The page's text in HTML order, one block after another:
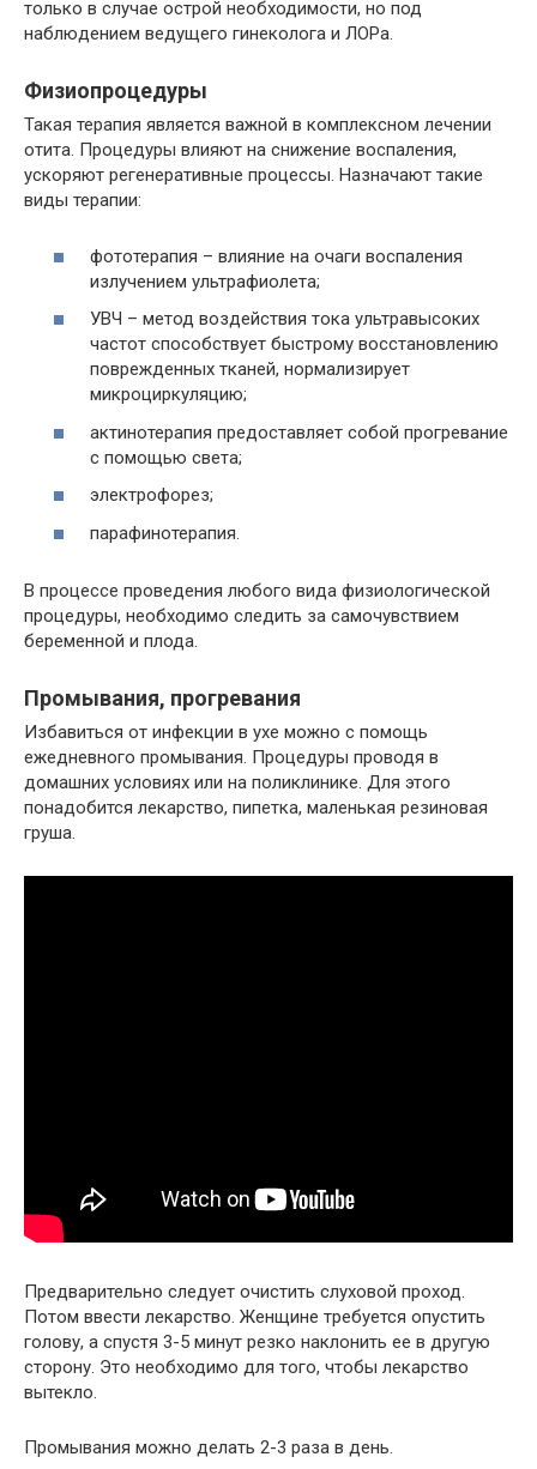
только в случае острой необходимости, но под
наблюдением ведущего гинеколога и ЛОРа.
Физиопроцедуры
Такая терапия является важной в комплексном лечении
отита. Процедуры влияют на снижение воспаления,
ускоряют регенеративные процессы. Назначают такие
виды терапии:
фототерапия – влияние на очаги воспаления
излучением ультрафиолета;
УВЧ – метод воздействия тока ультравысоких
частот способствует быстрому восстановлению
поврежденных тканей, нормализирует
микроциркуляцию;
актинотерапия предоставляет собой прогревание
с помощью света;
электрофорез;
парафинотерапия.
В процессе проведения любого вида физиологической
процедуры, необходимо следить за самочувствием
беременной и плода.
Промывания, прогревания
Избавиться от инфекции в ухе можно с помощь
ежедневного промывания. Процедуры проводя в
домашних условиях или на поликлинике. Для этого
понадобится лекарство, пипетка, маленькая резиновая
груша.
Предварительно следует очистить слуховой проход.
Потом ввести лекарство. Женщине требуется опустить
голову, а спустя 3-5 минут резко наклонить ее в другую
сторону. Это необходимо для того, чтобы лекарство
вытекло.
Промывания можно делать 2-3 раза в день.